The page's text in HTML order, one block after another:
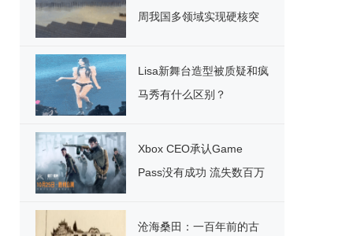
周我国多领域实现硬核突
Lisa新舞台造型被质疑和疯
马秀有什么区别？
Xbox CEO承认Game
Pass没有成功 流失数百万
沧海桑田：一百年前的古